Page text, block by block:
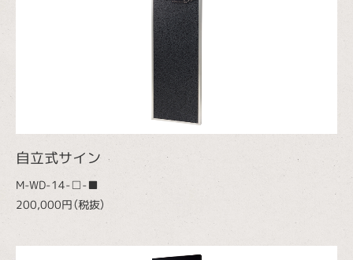
自立式サイン
M-WD-14-□-■
200,000円（税抜）